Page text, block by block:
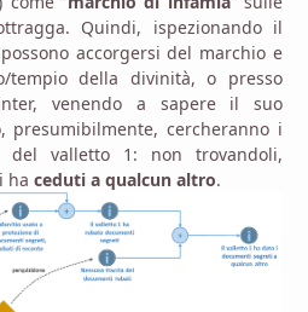
Quindi, ispezionando il
accorgersi del marchio e
tempio della divinità, o presso
venendo a sapere il suo
presumibilmente, cercheranno i
del valletto 1: non trovandoli,
ha ceduti a qualcun altro.